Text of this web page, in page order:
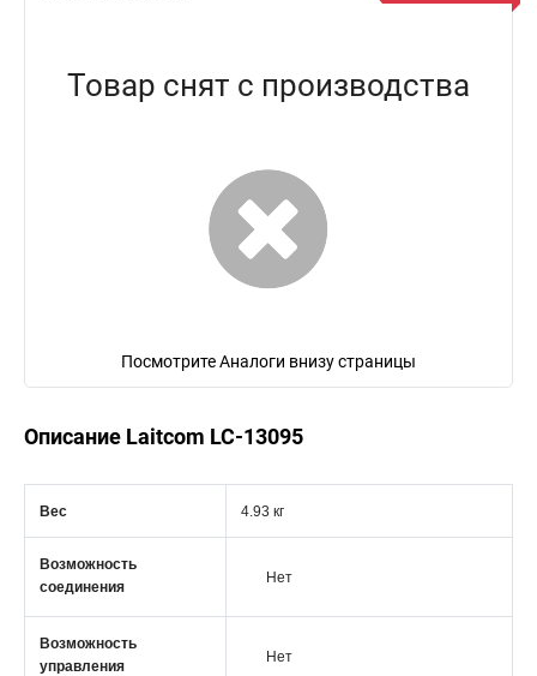
Товар снят с производства
Посмотрите Аналоги внизу страницы
Описание Laitcom LC-13095
Вес 4.93 кг
Возможность
соединения
Нет
Возможность
управления
Нет